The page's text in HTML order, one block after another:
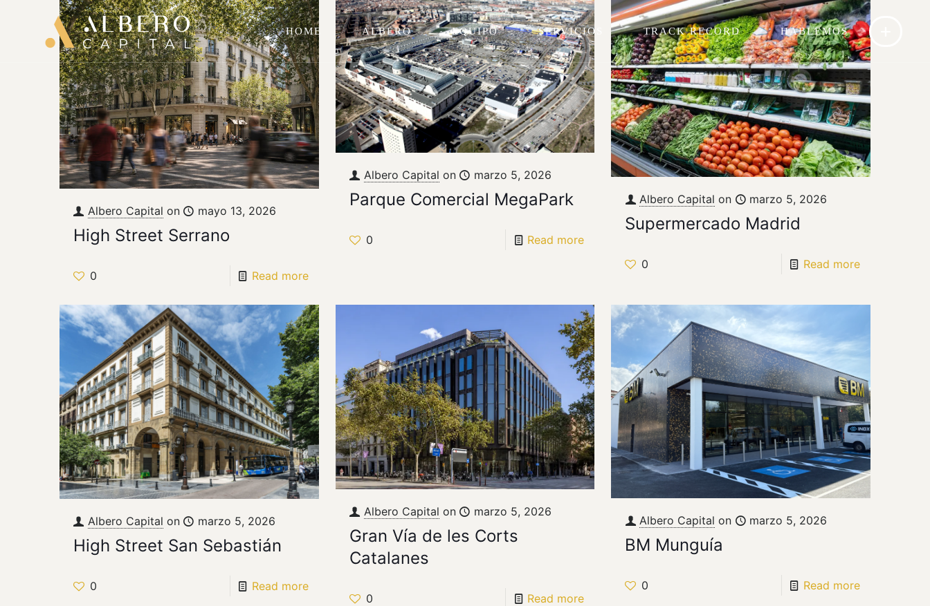
HOME ALBERO EQUIPO SERVICIOS TRACK RECORD HABLEMOS
Albero Capital on mayo 13, 2026
High Street Serrano
0 Read more
Albero Capital on marzo 5, 2026
Parque Comercial MegaPark
0 Read more
Albero Capital on marzo 5, 2026
Supermercado Madrid
0 Read more
Albero Capital on marzo 5, 2026
High Street San Sebastián
0 Read more
Albero Capital on marzo 5, 2026
Gran Vía de les Corts
Catalanes
0 Read more
Albero Capital on marzo 5, 2026
BM Munguía
0 Read more